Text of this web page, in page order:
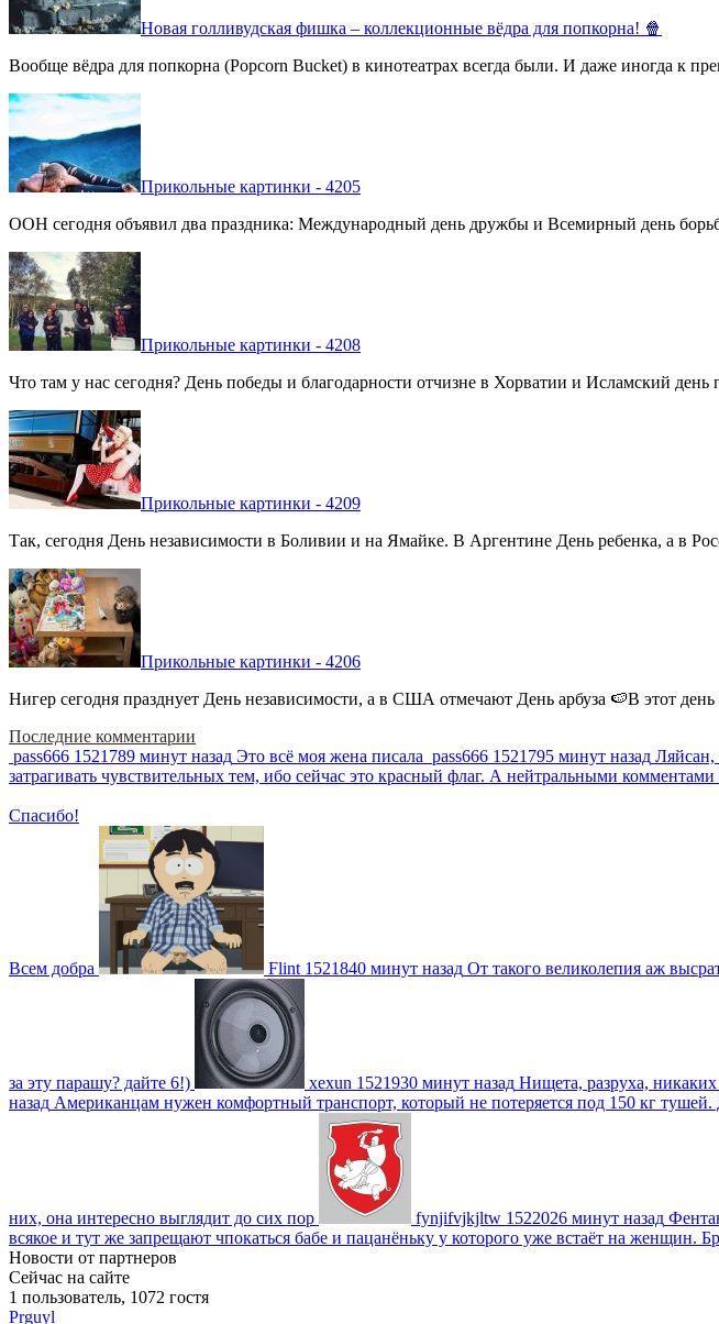
Новая голливудская фишка – коллекционные вёдра для попкорна! 🍿
Вообще вёдра для попкорна (Popcorn Bucket) в кинотеатрах всегда были. И даже иногда к
Прикольные картинки - 4205
ООН сегодня объявил два праздника: Международный день дружбы и Всемирный день
Прикольные картинки - 4208
Что там у нас сегодня? День победы и благодарности отчизне в Хорватии и Исламский
Прикольные картинки - 4209
Так, сегодня День независимости в Боливии и на Ямайке. В Аргентине День ребенка, а в
Прикольные картинки - 4206
Нигер сегодня празднует День независимости, а в США отмечают День арбуза 🍉В этот
Последние комментарии
pass666 1521789 минут назад Это всё моя жена писала pass666 1521795 минут назад Ляйсан,
затрагивать чувствительных тем, ибо сейчас это красный флаг. А нейтральными
Спасибо!
Всем добра Flint 1521840 минут назад От такого великолепия аж
за эту парашу? дайте 6!) xexun 1521930 минут назад Нищета, разруха,
назад Американцам нужен комфортный транспорт, который не потеряется под 150 кг тушей.
них, она интересно выглядит до сих пор fynjifvjkjltw 1522026 минут назад
всякое и тут же запрещают чпокаться бабе и пацанёньку у которого уже встаёт на женщин.
Новости от партнеров
Сейчас на сайте
1 пользователь, 1072 гостя
Prguyl